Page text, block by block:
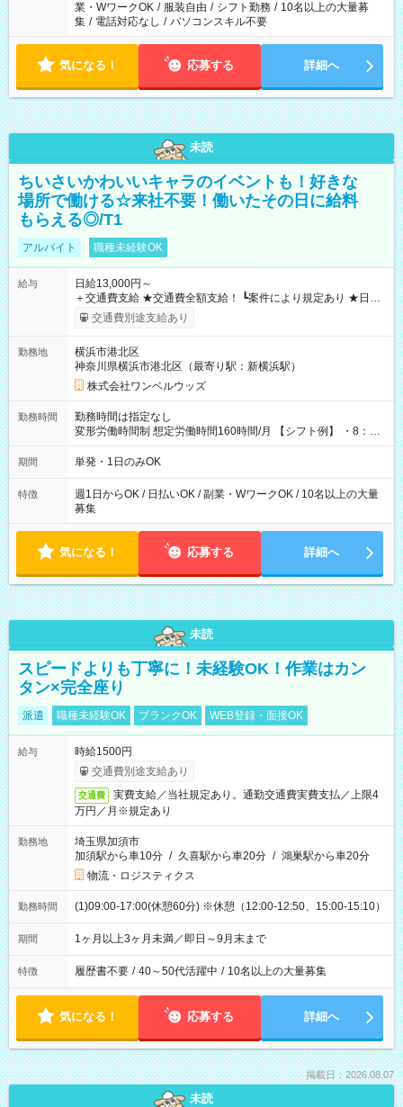
業・WワークOK / 服装自由 / シフト勤務 / 10名以上の大量募
集 / 電話対応なし / パソコンスキル不要
気になる！ 応募する 詳細へ
未読
ちいさいかわいいキャラのイベントも！好きな
場所で働ける☆来社不要！働いたその日に給料
もらえる◎/T1
アルバイト 職種未経験OK
給与
日給13,000円～
＋交通費支給 ★交通費全額支給！ ┗案件により規定あり ★日払
いOK！（規定あり） ┗働いたその日に現金GET♪ お仕事後はコ
ンビニATMから 日払い分を引き落とせます！ 【試用期間】試
交通費別途支給あり
勤務地
横浜市港北区
神奈川県横浜市港北区（最寄り駅：新横浜駅）
株式会社ワンベルウッズ
勤務時間
勤務時間は指定なし
変形労働時間制 想定労働時間160時間/月 【シフト例】 ・8：00
～21：00
期間 単発・1日のみOK
特徴
週1日からOK / 日払いOK / 副業・WワークOK / 10名以上の大量
募集
気になる！ 応募する 詳細へ
未読
スピードよりも丁寧に！未経験OK！作業はカン
タン×完全座り
派遣 職種未経験OK ブランクOK WEB登録・面接OK
給与
時給1500円
交通費別途支給あり
交通費
実費支給／当社規定あり。通勤交通費実費支払／上限4
万円／月※規定あり
勤務地
埼玉県加須市
加須駅から車10分 / 久喜駅から車20分 / 鴻巣駅から車20分
物流・ロジスティクス
勤務時間 (1)09:00-17:00(休憩60分) ※休憩（12:00-12:50、15:00-15:10）
期間 1ヶ月以上3ヶ月未満／即日～9月末まで
特徴 履歴書不要 / 40～50代活躍中 / 10名以上の大量募集
気になる！ 応募する 詳細へ
掲載日：2026.08.07
未読